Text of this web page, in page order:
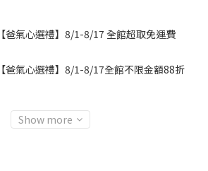
【爸氣心選禮】8/1-8/17 全館超取免運費
【爸氣心選禮】8/1-8/17全館不限金額88折
Show more